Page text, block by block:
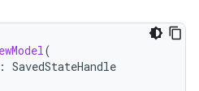
(
: SavedStateHandle